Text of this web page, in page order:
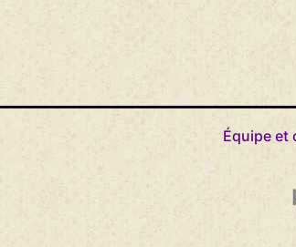
Aller
Équipe et